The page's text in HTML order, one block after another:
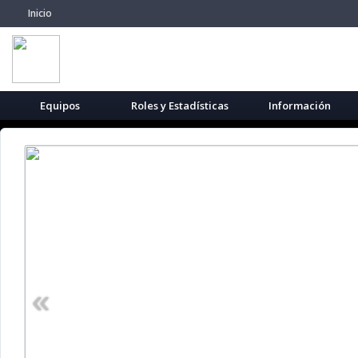
Inicio
Equipos Roles y Estadísticas Información
«